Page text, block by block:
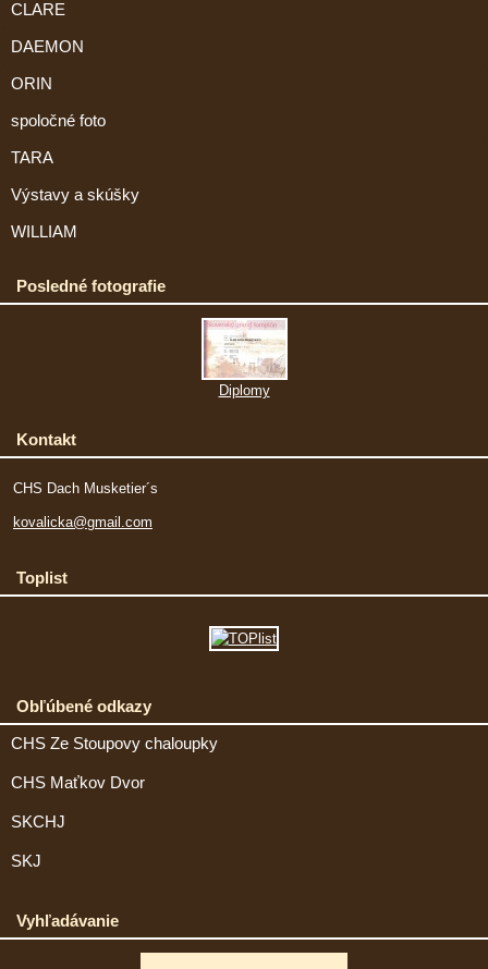
CLARE
DAEMON
ORIN
spoločné foto
TARA
Výstavy a skúšky
WILLIAM
Posledné fotografie
Diplomy
Kontakt
CHS Dach Musketier´s
kovalicka@gmail.com
Toplist
Obľúbené odkazy
CHS Ze Stoupovy chaloupky
CHS Maťkov Dvor
SKCHJ
SKJ
Vyhľadávanie